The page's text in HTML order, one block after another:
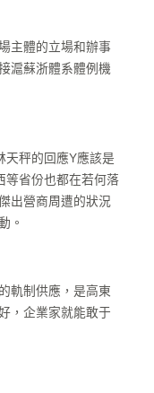
主體的立場和辦事
滬蘇浙體系體例機
天秤的回應Y應該是
等省份也都在若何落
出營商周遭的狀況
。
軌制供應，是高東
，企業家就能敢于